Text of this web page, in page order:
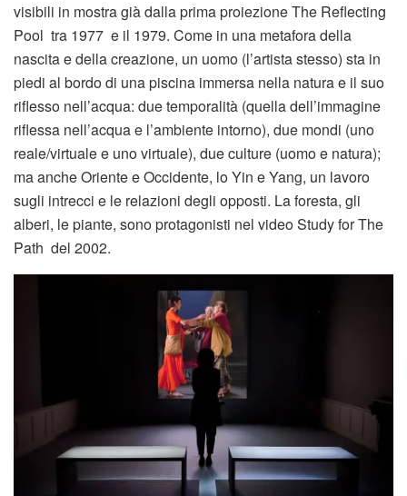
visibili in mostra già dalla prima proiezione The Reflecting
Pool tra 1977 e il 1979. Come in una metafora della
nascita e della creazione, un uomo (l’artista stesso) sta in
piedi al bordo di una piscina immersa nella natura e il suo
riflesso nell’acqua: due temporalità (quella dell’immagine
riflessa nell’acqua e l’ambiente intorno), due mondi (uno
reale/virtuale e uno virtuale), due culture (uomo e natura);
ma anche Oriente e Occidente, lo Yin e Yang, un lavoro
sugli intrecci e le relazioni degli opposti. La foresta, gli
alberi, le piante, sono protagonisti nel video Study for The
Path del 2002.